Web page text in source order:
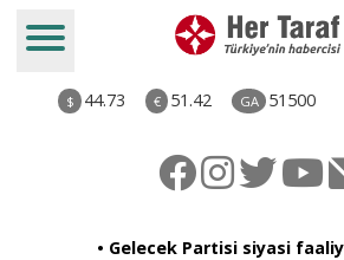
$ 44.73 € 51.42 GA 51500
• Gelecek Partisi siyasi